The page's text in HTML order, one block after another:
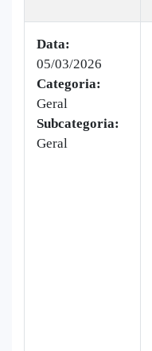
Data:
05/03/2026
Categoria:
Geral
Subcategoria:
Geral